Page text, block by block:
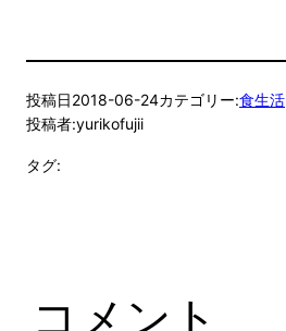
投稿日2018-06-24カテゴリー:食生活
投稿者:yurikofujii
タグ:
コメント